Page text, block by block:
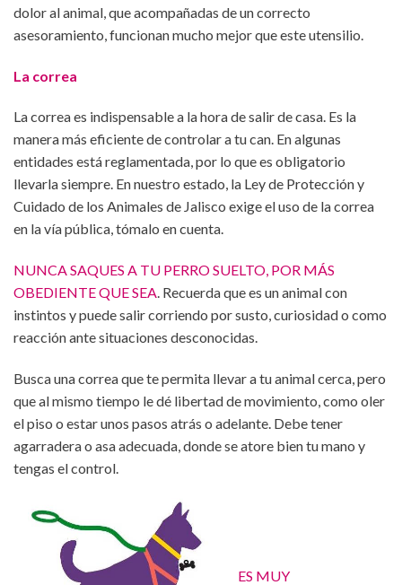
dolor al animal, que acompañadas de un correcto
asesoramiento, funcionan mucho mejor que este utensilio.
La correa
La correa es indispensable a la hora de salir de casa. Es la
manera más eficiente de controlar a tu can. En algunas
entidades está reglamentada, por lo que es obligatorio
llevarla siempre. En nuestro estado, la Ley de Protección y
Cuidado de los Animales de Jalisco exige el uso de la correa
en la vía pública, tómalo en cuenta.
NUNCA SAQUES A TU PERRO SUELTO, POR MÁS
OBEDIENTE QUE SEA. Recuerda que es un animal con
instintos y puede salir corriendo por susto, curiosidad o como
reacción ante situaciones desconocidas.
Busca una correa que te permita llevar a tu animal cerca, pero
que al mismo tiempo le dé libertad de movimiento, como oler
el piso o estar unos pasos atrás o adelante. Debe tener
agarradera o asa adecuada, donde se atore bien tu mano y
tengas el control.
ES MUY